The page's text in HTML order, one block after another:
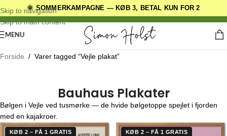
🌞 SOMMERKAMPAGNE — KØB 3, BETAL KUN FOR 2
Skip to navigation
Skip to main content
DANSKE ORIGINALE DESIGNS
MENU
Forside / Varer tagged “Vejle plakat”
Bauhaus Plakater
Bølgen i Vejle ved tusmørke — de hvide bølgetoppe spejlet i fjorden
med en kajakroer.
KØB 2 – FÅ 1 GRATIS KØB 2 – FÅ 1 GRATIS